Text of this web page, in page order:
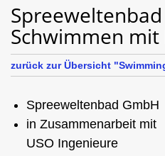
Schwimmen mit
zurück zur Übersicht
Spreeweltenbad GmbH
in Zusammenarbeit mit
USO Ingenieure